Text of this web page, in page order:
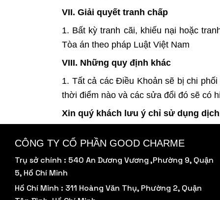
VII. Giải quyết tranh chấp
1. Bất kỳ tranh cãi, khiếu nại hoặc
Tòa án theo pháp Luật Việt Nam
VIII. Những quy định khác
1. Tất cả các Điều Khoản sẽ bị chi
thời điểm nào và các sửa đổi đó sẽ có
Xin quý khách lưu ý chỉ sử dụng
CÔNG TY CỔ PHẦN GOOD CHARME
Trụ sở chính : 540 An Dương Vương ,Phường 9, Quận
5, Hồ Chí Minh
Hồ Chí Minh : 311 Hoàng Văn Thụ, Phường 2, Quận